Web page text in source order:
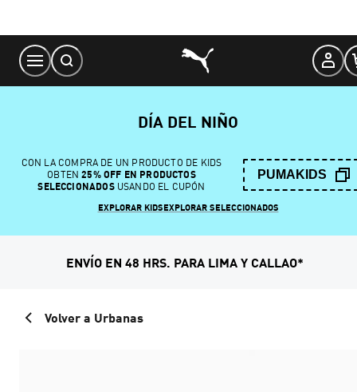
Content
DÍA DEL NIÑO
CON LA COMPRA DE UN PRODUCTO DE KIDS
OBTEN 25% OFF EN PRODUCTOS
SELECCIONADOSUSANDO EL CUPÓN
PUMAKIDS
EXPLORAR KIDSEXPLORAR SELECCIONADOS
ENVÍO EN 48 HRS. PARA LIMA Y CALLAO*
Volver a Urbanas